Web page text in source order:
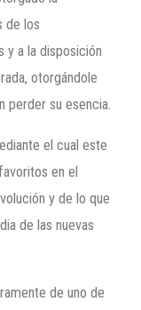
de los
y a la disposición
otorgándole
perder su esencia.
el cual este
en el
y de lo que
de las nuevas
de uno de